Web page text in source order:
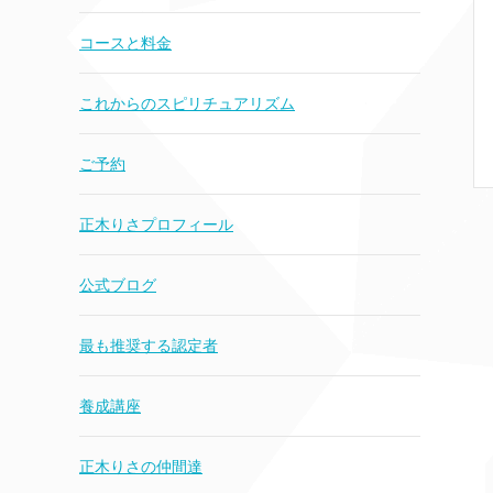
コースと料金
これからのスピリチュアリズム
ご予約
正木りさプロフィール
公式ブログ
最も推奨する認定者
養成講座
正木りさの仲間達